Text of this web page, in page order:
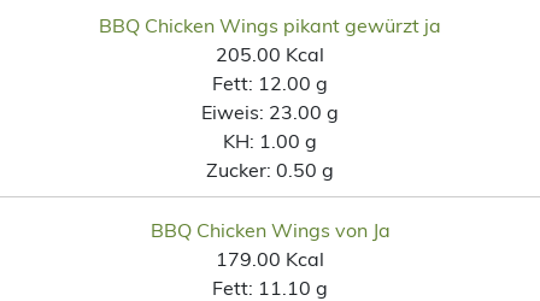
BBQ Chicken Wings pikant gewürzt ja
205.00 Kcal
Fett: 12.00 g
Eiweis: 23.00 g
KH: 1.00 g
Zucker: 0.50 g
BBQ Chicken Wings von Ja
179.00 Kcal
Fett: 11.10 g